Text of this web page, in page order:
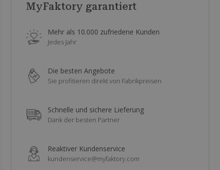
MyFaktory garantiert
Mehr als 10.000 zufriedene Kunden
Jedes Jahr
Die besten Angebote
Sie profitieren direkt von Fabrikpreisen
Schnelle und sichere Lieferung
Dank der besten Partner
Reaktiver Kundenservice
kundenservice@myfaktory.com